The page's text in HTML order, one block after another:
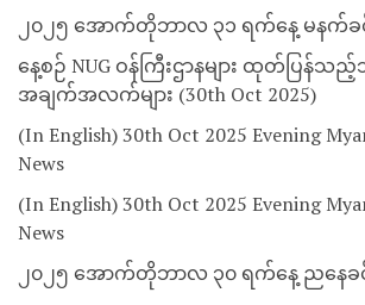
၂၀၂၅ အောက်တိုဘာလ ၃၁ ရက်နေ့ မနက်
နေ့စဉ် NUG ဝန်ကြီးဌာနများ ထုတ်ပြန်သ
အချက်အလက်များ (30th Oct 2025)
(In English) 30th Oct 2025 Evening
News
(In English) 30th Oct 2025 Evening
News
၂၀၂၅ အောက်တိုဘာလ ၃၀ ရက်နေ့ ညနေ